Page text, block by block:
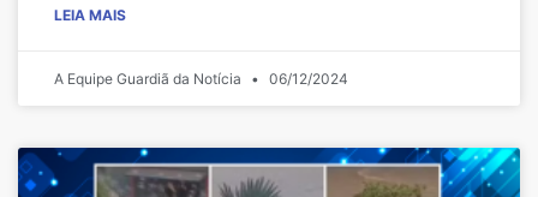
LEIA MAIS
A Equipe Guardiã da Notícia 06/12/2024